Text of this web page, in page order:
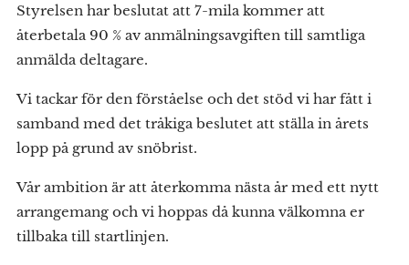
Styrelsen har beslutat att 7-mila kommer att
återbetala 90 % av anmälningsavgiften till samtliga
anmälda deltagare.
Vi tackar för den förståelse och det stöd vi har fått i
samband med det tråkiga beslutet att ställa in årets
lopp på grund av snöbrist.
Vår ambition är att återkomma nästa år med ett nytt
arrangemang och vi hoppas då kunna välkomna er
tillbaka till startlinjen.